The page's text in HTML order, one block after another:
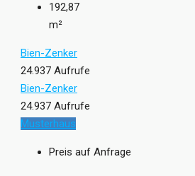
192,87
m²
Bien-Zenker
24.937 Aufrufe
Bien-Zenker
24.937 Aufrufe
Musterhaus
Preis auf Anfrage